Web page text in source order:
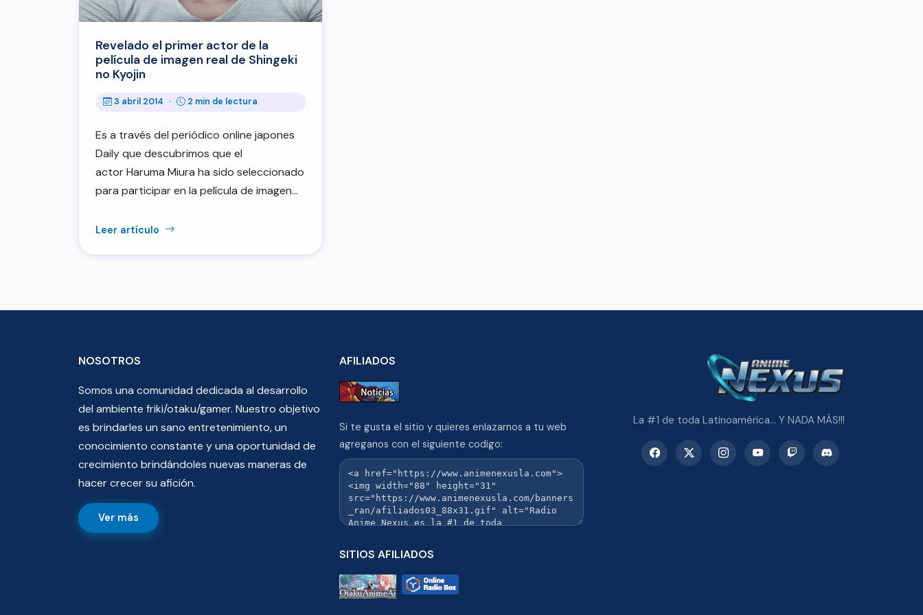
Revelado el primer actor de la
película de imagen real de Shingeki
no Kyojin
3 abril 2014 · 2 min de lectura
Es a través del periódico online japones
Daily que descubrimos que el
actor Haruma Miura ha sido seleccionado
para participar en la película de imagen…
Leer artículo
NOSOTROS
Somos una comunidad dedicada al desarrollo
del ambiente friki/otaku/gamer. Nuestro objetivo
es brindarles un sano entretenimiento, un
conocimiento constante y una oportunidad de
crecimiento brindándoles nuevas maneras de
hacer crecer su afición.
Ver más
AFILIADOS
Si te gusta el sitio y quieres enlazarnos a tu web
agreganos con el siguiente codigo:
SITIOS AFILIADOS
La #1 de toda Latinoamérica... Y NADA MÁS!!!